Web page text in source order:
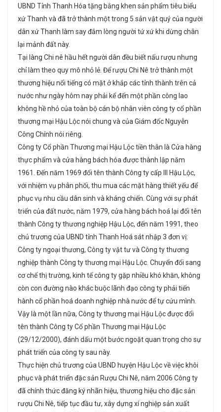
UBND Tỉnh Thanh Hóa tặng bằng khen sản phẩm tiêu biểu
xứ Thanh và đã trở thành một trong 5 sản vật quý của người
dân xứ Thanh làm say đắm lòng người tứ xứ khi dừng chân
lại mảnh đất này.
Tại làng Chi nê hầu hết người dân đều biết nấu rượu nhưng
chỉ làm theo quy mô nhỏ lẻ. Để rượu Chi Nê trở thành một
thương hiệu nổi tiếng có mặt ở khắp các tỉnh thành trên cả
nước như ngày hôm nay phải kể đến một phần công lao
không hề nhỏ của toàn bộ cán bộ nhân viên công ty cổ phần
thương mại Hậu Lộc nói chung và của Giám đốc Nguyễn
Công Chính nói riêng.
Công ty Cổ phần Thương mại Hậu Lộc tiền thân là Cửa hàng
thực phẩm và cửa hàng bách hóa được thành lập năm
1961. Đến năm 1969 đổi tên thành Công ty cấp III Hậu Lộc,
với nhiệm vụ phân phối, thu mua các mặt hàng thiết yếu để
phục vụ nhu cầu dân sinh và kháng chiến. Cùng với sự phát
triển của đất nước, năm 1979, cửa hàng bách hoá lại đổi tên
thành Công ty thương nghiệp Hậu Lộc, đến năm 1991, theo
chủ trương của UBND tỉnh Thanh Hoá sát nhập 3 đơn vị:
Công ty ngoại thương, Công ty vật tư và Công ty thương
nghiệp thành Công ty thương mại Hậu Lộc. Chuyển đổi sang
cơ chế thị trường, kinh tế công ty gặp nhiều khó khăn, không
còn con đường nào khác buộc lãnh đạo công ty phải tiến
hành cổ phần hoá doanh nghiệp nhà nước để tự cứu mình.
Vậy là một lần nữa, Công ty thương mại Hậu Lộc được đổi
tên thành Công ty Cổ phần Thương mại Hậu Lộc
(29/12/2000), đánh dấu một bước ngoặt quan trọng cho sự
phát triển của công ty sau này.
Thực hiện chủ trương của UBND huyện Hậu Lộc về việc khôi
phục và phát triển đặc sản Rượu Chi Nê, năm 2006 Công ty
đã chính thức đăng ký nhãn hiệu, thương hiệu cho đặc sản
rượu Chi Nê, tiếp tục đầu tư, xây dựng xí nghiệp sản xuất